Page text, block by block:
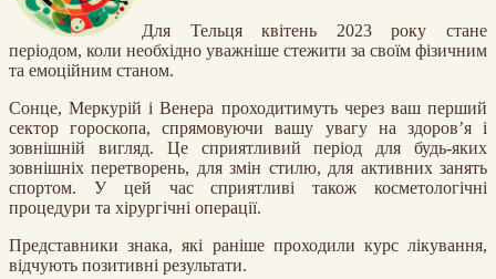
Для Тельця квітень 2023 року стане
періодом, коли необхідно уважніше стежити за своїм фізичним
та емоційним станом.
Сонце, Меркурій і Венера проходитимуть через ваш перший
сектор гороскопа, спрямовуючи вашу увагу на здоров’я і
зовнішній вигляд. Це сприятливий період для будь-яких
зовнішніх перетворень, для змін стилю, для активних занять
спортом. У цей час сприятливі також косметологічні
процедури та хірургічні операції.
Представники знака, які раніше проходили курс лікування,
відчують позитивні результати.